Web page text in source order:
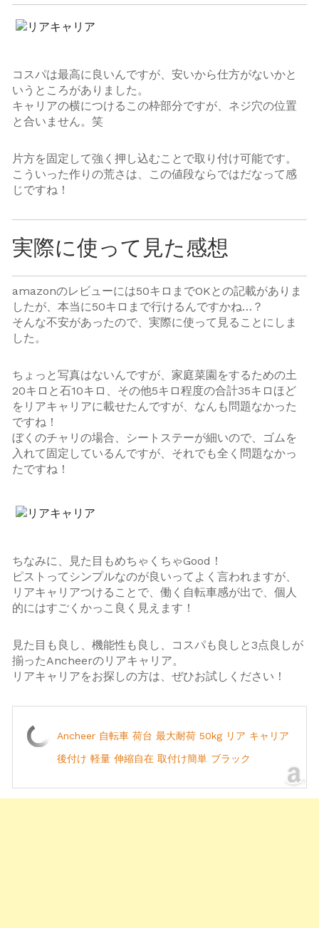
コスパは最高に良いんですが、安いから仕方がないかと
いうところがありました。
キャリアの横につけるこの枠部分ですが、ネジ穴の位置
と合いません。笑
片方を固定して強く押し込むことで取り付け可能です。
こういった作りの荒さは、この値段ならではだなって感
じですね！
実際に使って見た感想
amazonのレビューには50キロまでOKとの記載がありま
したが、本当に50キロまで行けるんですかね…？
そんな不安があったので、実際に使って見ることにしま
した。
ちょっと写真はないんですが、家庭菜園をするための土
20キロと石10キロ、その他5キロ程度の合計35キロほど
をリアキャリアに載せたんですが、なんも問題なかった
ですね！
ぼくのチャリの場合、シートステーが細いので、ゴムを
入れて固定しているんですが、それでも全く問題なかっ
たですね！
ちなみに、見た目もめちゃくちゃGood！
ピストってシンプルなのが良いってよく言われますが、
リアキャリアつけることで、働く自転車感が出で、個人
的にはすごくかっこ良く見えます！
見た目も良し、機能性も良し、コスパも良しと3点良しが
揃ったAncheerのリアキャリア。
リアキャリアをお探しの方は、ぜひお試しください！
Ancheer 自転車 荷台 最大耐荷 50kg リア キャリア
後付け 軽量 伸縮自在 取付け簡単 ブラック